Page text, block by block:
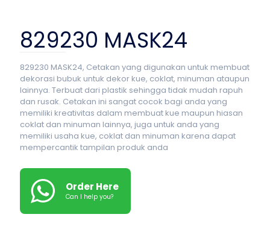
829230 MASK24
829230 MASK24, Cetakan yang digunakan untuk membuat
dekorasi bubuk untuk dekor kue, coklat, minuman ataupun
lainnya. Terbuat dari plastik sehingga tidak mudah rapuh
dan rusak. Cetakan ini sangat cocok bagi anda yang
memiliki kreativitas dalam membuat kue maupun hiasan
coklat dan minuman lainnya, juga untuk anda yang
memiliki usaha kue, coklat dan minuman karena dapat
mempercantik tampilan produk anda
Order Here
Can I help you?